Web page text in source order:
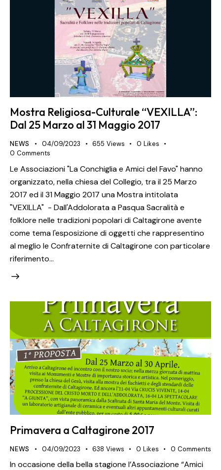
Mostra Religiosa-Culturale “VEXILLA”:
Dal 25 Marzo al 31 Maggio 2017
NEWS 04/09/2023 655 Views 0 Likes
0 Comments
Le Associazioni "La Conchiglia e Amici del Favo" hanno
organizzato, nella chiesa del Collegio, tra il 25 Marzo
2017 ed il 31 Maggio 2017 una Mostra intitolata
"VEXILLA" - Dall'Addolorata a Pasqua Sacralità e
folklore nelle tradizioni popolari di Caltagirone avente
come tema l'esposizione di oggetti che rappresentino
al meglio le Confraternite di Caltagirone con particolare
riferimento…
Primavera a Caltagirone 2017
NEWS 04/09/2023 638 Views 0 Likes 0 Comments
In occasione della bella stagione l’Associazione “Amici